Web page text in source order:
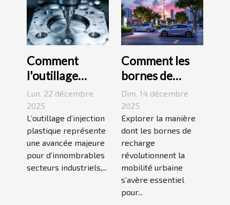
Comment
l'outillage
d'injection
plastique
transforme-t-il
les industries ?
Lun. 22 décembre
2025
L’outillage d’injection
plastique représente
une avancée majeure
pour d’innombrables
secteurs industriels,...
Comment les
bornes de
recharge
transforment-
elles la mobilité
urbaine ?
Dim. 14 décembre
2025
Explorer la manière
dont les bornes de
recharge
révolutionnent la
mobilité urbaine
s’avère essentiel
pour...